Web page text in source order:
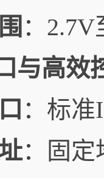
：
与高效
：标
：固定